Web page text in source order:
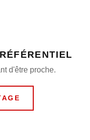
d'être proche.